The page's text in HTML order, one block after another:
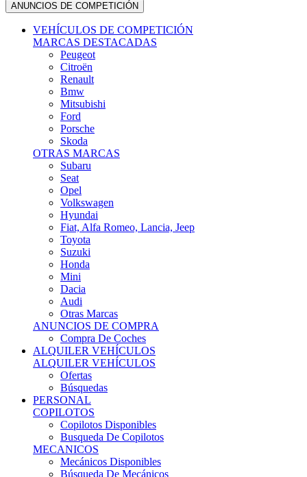
ANUNCIOS DE COMPETICIÓN
VEHÍCULOS DE COMPETICIÓN
MARCAS DESTACADAS
Peugeot
Citroën
Renault
Bmw
Mitsubishi
Ford
Porsche
Skoda
OTRAS MARCAS
Subaru
Seat
Opel
Volkswagen
Hyundai
Fiat, Alfa Romeo, Lancia, Jeep
Toyota
Suzuki
Honda
Mini
Dacia
Audi
Otras Marcas
ANUNCIOS DE COMPRA
Compra De Coches
ALQUILER VEHÍCULOS
ALQUILER VEHÍCULOS
Ofertas
Búsquedas
PERSONAL
COPILOTOS
Copilotos Disponibles
Busqueda De Copilotos
MECANICOS
Mecánicos Disponibles
Búsqueda De Mecánicos